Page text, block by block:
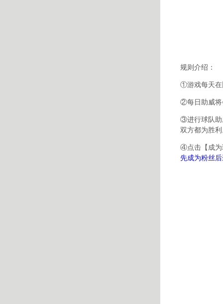
规则介绍：
①游戏每天在
②每日助威将
③进行球队助
双方都为胜利
④点击【成为
先成为粉丝